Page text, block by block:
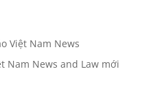
Việt Nam News
Nam News and Law mới